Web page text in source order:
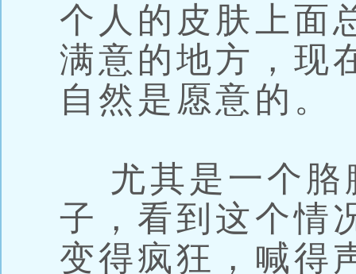
个人的皮肤上面
满意的地方，现
自然是愿意的。
尤其是一个胳
子，看到这个情
变得疯狂，喊得